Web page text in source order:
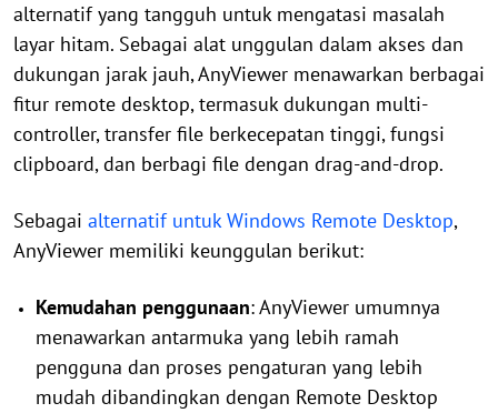
alternatif yang tangguh untuk mengatasi masalah
layar hitam. Sebagai alat unggulan dalam akses dan
dukungan jarak jauh, AnyViewer menawarkan berbagai
fitur remote desktop, termasuk dukungan multi-
controller, transfer file berkecepatan tinggi, fungsi
clipboard, dan berbagi file dengan drag-and-drop.
Sebagai alternatif untuk Windows Remote Desktop,
AnyViewer memiliki keunggulan berikut:
Kemudahan penggunaan: AnyViewer umumnya
menawarkan antarmuka yang lebih ramah
pengguna dan proses pengaturan yang lebih
mudah dibandingkan dengan Remote Desktop